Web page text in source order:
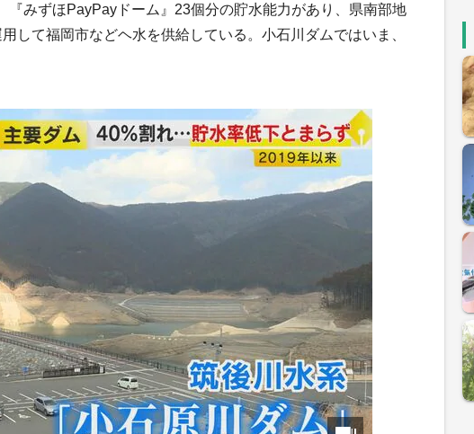
みずほPayPayドーム』23個分の貯水能力があり、県南部地
して福岡市などヘ水を供給している。小石川ダムではいま、